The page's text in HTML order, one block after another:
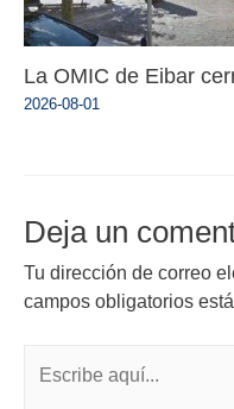
La OMIC de Eibar
2026-08-01
Deja un
Tu dirección de correo
campos obligatorios